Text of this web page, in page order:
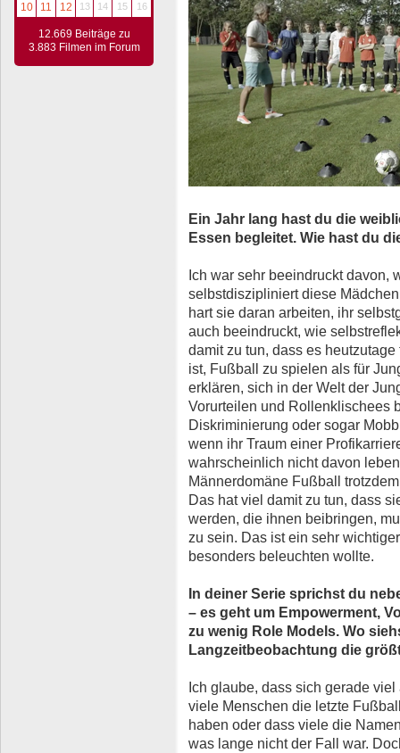
10
11 12 13 14 15 16
12.669 Beiträge zu
3.883 Filmen im Forum
Ein Jahr lang hast du die
Essen begleitet. Wie hast du
Ich war sehr beeindruckt
selbstdiszipliniert diese
hart sie daran arbeiten, ihr
auch beeindruckt, wie
damit zu tun, dass es
ist, Fußball zu spielen als für
erklären, sich in der Welt der
Vorurteilen und Rollenklischees
Diskriminierung oder sogar
wenn ihr Traum einer
wahrscheinlich nicht davon
Männerdomäne Fußball
Das hat viel damit zu tun, dass
werden, die ihnen beibringen,
zu sein. Das ist ein sehr
besonders beleuchten wollte.
In deiner Serie sprichst du
– es geht um Empowerment,
zu wenig Role Models. Wo
Langzeitbeobachtung die
Ich glaube, dass sich gerade
viele Menschen die letzte
haben oder dass viele die
was lange nicht der Fall war.